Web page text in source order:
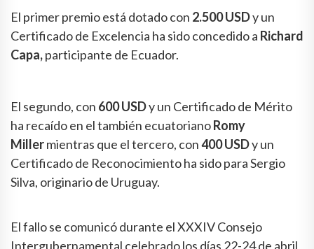
El primer premio está dotado con 2.500 USDy un
Certificado de Excelencia ha sido concedido a Richard
Capa,participante de Ecuador.
El segundo, con 600 USDy un Certificado de Mérito
ha recaído en el también ecuatorianoRomy
Millermientras que el tercero, con400 USDy un
Certificado de Reconocimiento ha sido para Sergio
Silva, originario de Uruguay.
El fallo se comunicó durante el XXXIV Consejo
Intergubernamental celebrado los días 22-24 de abril